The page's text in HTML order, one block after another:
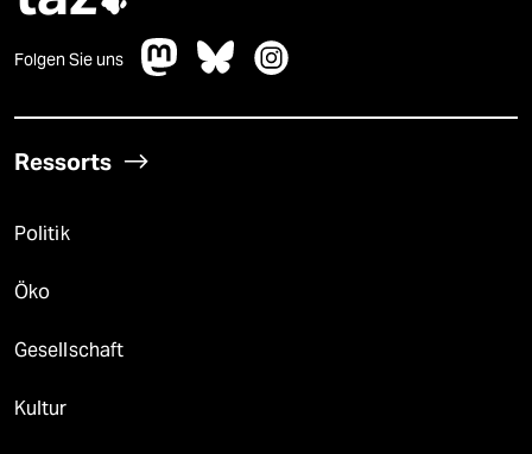
Folgen Sie uns
Ressorts
Politik
Öko
Gesellschaft
Kultur